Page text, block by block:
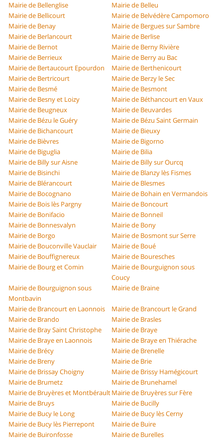
Mairie de Bellenglise
Mairie de Belleu
Mairie de Bellicourt
Mairie de Belvédère Campomoro
Mairie de Benay
Mairie de Bergues sur Sambre
Mairie de Berlancourt
Mairie de Berlise
Mairie de Bernot
Mairie de Berny Rivière
Mairie de Berrieux
Mairie de Berry au Bac
Mairie de Bertaucourt Epourdon
Mairie de Berthenicourt
Mairie de Bertricourt
Mairie de Berzy le Sec
Mairie de Besmé
Mairie de Besmont
Mairie de Besny et Loizy
Mairie de Béthancourt en Vaux
Mairie de Beugneux
Mairie de Beuvardes
Mairie de Bézu le Guéry
Mairie de Bézu Saint Germain
Mairie de Bichancourt
Mairie de Bieuxy
Mairie de Bièvres
Mairie de Bigorno
Mairie de Biguglia
Mairie de Bilia
Mairie de Billy sur Aisne
Mairie de Billy sur Ourcq
Mairie de Bisinchi
Mairie de Blanzy lès Fismes
Mairie de Blérancourt
Mairie de Blesmes
Mairie de Bocognano
Mairie de Bohain en Vermandois
Mairie de Bois lès Pargny
Mairie de Boncourt
Mairie de Bonifacio
Mairie de Bonneil
Mairie de Bonnesvalyn
Mairie de Bony
Mairie de Borgo
Mairie de Bosmont sur Serre
Mairie de Bouconville Vauclair
Mairie de Boué
Mairie de Bouffignereux
Mairie de Bouresches
Mairie de Bourg et Comin
Mairie de Bourguignon sous
Coucy
Mairie de Bourguignon sous
Montbavin
Mairie de Braine
Mairie de Brancourt en Laonnois
Mairie de Brancourt le Grand
Mairie de Brando
Mairie de Brasles
Mairie de Bray Saint Christophe
Mairie de Braye
Mairie de Braye en Laonnois
Mairie de Braye en Thiérache
Mairie de Brécy
Mairie de Brenelle
Mairie de Breny
Mairie de Brie
Mairie de Brissay Choigny
Mairie de Brissy Hamégicourt
Mairie de Brumetz
Mairie de Brunehamel
Mairie de Bruyères et MontbéraultMairie de Bruyères sur Fère
Mairie de Bruys
Mairie de Bucilly
Mairie de Bucy le Long
Mairie de Bucy lès Cerny
Mairie de Bucy lès Pierrepont
Mairie de Buire
Mairie de Buironfosse
Mairie de Burelles